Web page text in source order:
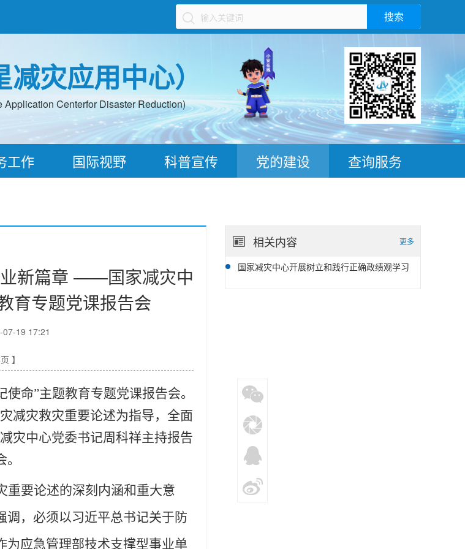
搜索
灾应用中心）
Centerfor Disaster Reduction)
工作 国际视野 科普宣传 党的建设 查询服务
业新篇章 ——国家减灾中
育专题党课报告会
19 17:21
】
命”主题教育专题党课报告会。
减灾救灾重要论述为指导，全面
灾中心党委书记周科祥主持报告
重要论述的深刻内涵和重大意
调，必须以习近平总书记关于防
为应急管理部技术支撑型事业单
相关内容 更多
国家减灾中心开展树立和践行正确政绩观学习